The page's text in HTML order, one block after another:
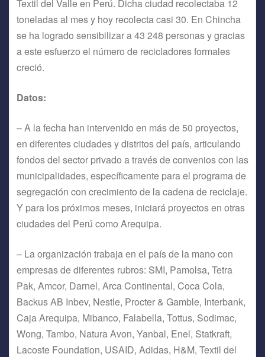
Textil del Valle en Perú. Dicha ciudad recolectaba 12
toneladas al mes y hoy recolecta casi 30. En Chincha
se ha logrado sensibilizar a 43 248 personas y gracias
a este esfuerzo el número de recicladores formales
creció.
Datos:
– A la fecha han intervenido en más de 50 proyectos,
en diferentes ciudades y distritos del país, articulando
fondos del sector privado a través de convenios con las
municipalidades, específicamente para el programa de
segregación con crecimiento de la cadena de reciclaje.
Y para los próximos meses, iniciará proyectos en otras
ciudades del Perú como Arequipa.
– La organización trabaja en el país de la mano con
empresas de diferentes rubros: SMI, Pamolsa, Tetra
Pak, Amcor, Darnel, Arca Continental, Coca Cola,
Backus AB Inbev, Nestle, Procter & Gamble, Interbank,
Caja Arequipa, Mibanco, Falabella, Tottus, Sodimac,
Wong, Tambo, Natura Avon, Yanbal, Enel, Statkraft,
Lacoste Foundation, USAID, Adidas, H&M, Textil del